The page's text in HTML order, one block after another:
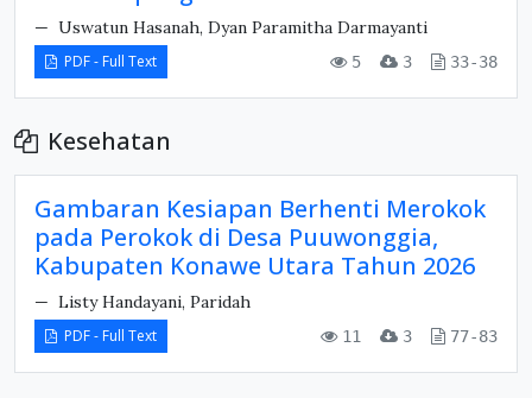
Uswatun Hasanah, Dyan Paramitha Darmayanti
PDF - Full Text 5 3 33-38
Kesehatan
Gambaran Kesiapan Berhenti Merokok
pada Perokok di Desa Puuwonggia,
Kabupaten Konawe Utara Tahun 2026
Listy Handayani, Paridah
PDF - Full Text 11 3 77-83